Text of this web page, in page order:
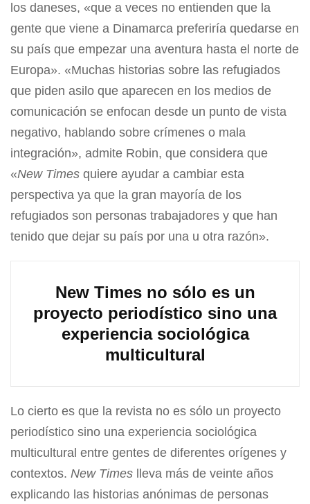
los daneses, «que a veces no entienden que la
gente que viene a Dinamarca preferiría quedarse en
su país que empezar una aventura hasta el norte de
Europa». «Muchas historias sobre las refugiados
que piden asilo que aparecen en los medios de
comunicación se enfocan desde un punto de vista
negativo, hablando sobre crímenes o mala
integración», admite Robin, que considera que
«New Times quiere ayudar a cambiar esta
perspectiva ya que la gran mayoría de los
refugiados son personas trabajadores y que han
tenido que dejar su país por una u otra razón».
New Times no sólo es un
proyecto periodístico sino una
experiencia sociológica
multicultural
Lo cierto es que la revista no es sólo un proyecto
periodístico sino una experiencia sociológica
multicultural entre gentes de diferentes orígenes y
contextos. New Times lleva más de veinte años
explicando las historias anónimas de personas